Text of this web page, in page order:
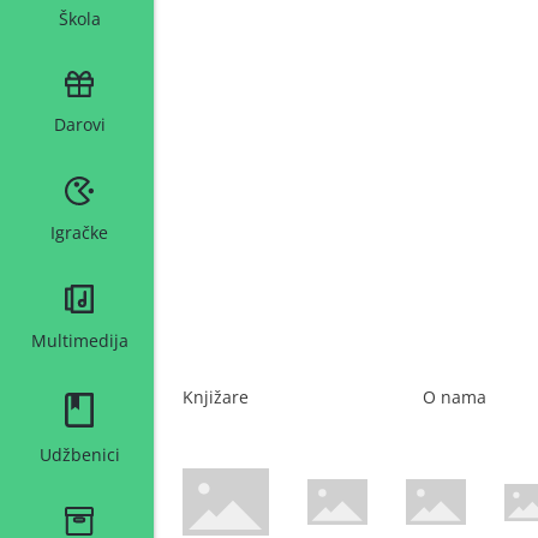
Škola
Darovi
Igračke
Multimedija
Udžbenici
Knjižare O nama
WsPay web stranicaMaestro web stranicaMastercard web